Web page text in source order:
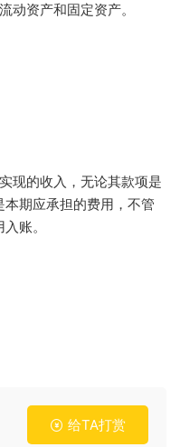
动资产和固定资产。
现的收入，无论其款项是
期应承担的费用，不管
账。
给TA打赏